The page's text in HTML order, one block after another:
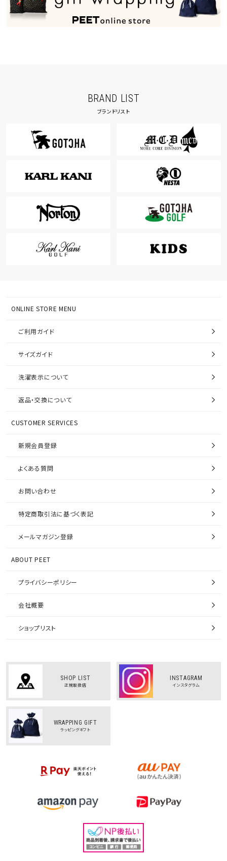
BRAND LIST
ブランドリスト
ONLINE STORE MENU
ご利用ガイド
サイズガイド
洗濯表示について
返品・交換について
CUSTOMER SERVICES
新規会員登録
よくある質問
お問い合わせ
特定商取引法に基づく表記
メールマガジン登録
ABOUT PEET
プライバシーポリシー
会社概要
ショップリスト
SHOP LIST
正規取扱店
INSTAGRAM
インスタグラム
WRAPPING GIFT
ラッピングギフト